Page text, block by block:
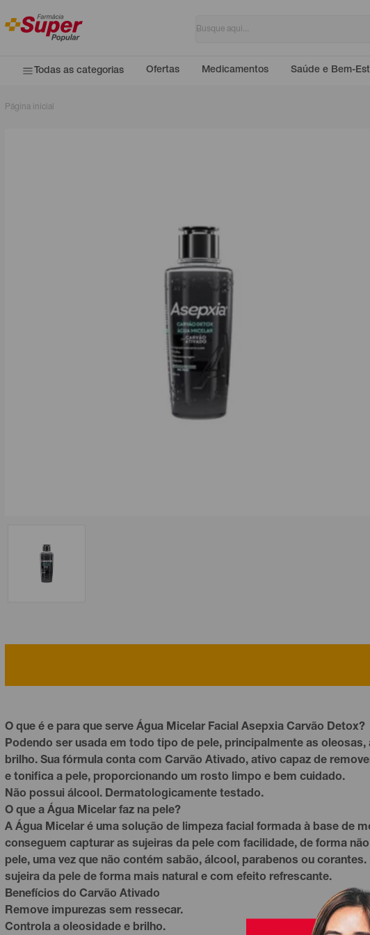
Todas as categorias Ofertas Medicamentos Saúde e Bem-
Página inicial
O que é e para que serve Água Micelar Facial Asepxia Carvão Detox?
Podendo ser usada em todo tipo de pele, principalmente as
brilho. Sua fórmula conta com Carvão Ativado, ativo capaz de
e tonifica a pele, proporcionando um rosto limpo e bem cuidado.
Não possui álcool. Dermatologicamente testado.
O que a Água Micelar faz na pele?
A Água Micelar é uma solução de limpeza facial formada à base de
conseguem capturar as sujeiras da pele com facilidade, de forma
pele, uma vez que não contém sabão, álcool, parabenos ou
sujeira da pele de forma mais natural e com efeito refrescante.
Benefícios do Carvão Ativado
Remove impurezas sem ressecar.
Controla a oleosidade e brilho.